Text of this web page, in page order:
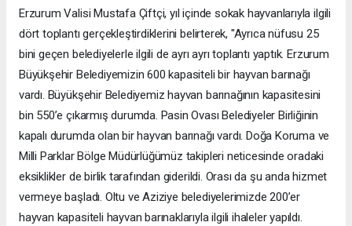
Erzurum Valisi Mustafa Çiftçi, yıl içinde sokak hayvanlarıyla ilgili
dört toplantı gerçekleştirdiklerini belirterek, "Ayrıca nüfusu 25
bini geçen belediyelerle ilgili de ayrı ayrı toplantı yaptık. Erzurum
Büyükşehir Belediyemizin 600 kapasiteli bir hayvan barınağı
vardı. Büyükşehir Belediyemiz hayvan barınağının kapasitesini
bin 550’e çıkarmış durumda. Pasin Ovası Belediyeler Birliğinin
kapalı durumda olan bir hayvan barınağı vardı. Doğa Koruma ve
Milli Parklar Bölge Müdürlüğümüz takipleri neticesinde oradaki
eksiklikler de birlik tarafından giderildi. Orası da şu anda hizmet
vermeye başladı. Oltu ve Aziziye belediyelerimizde 200’er
hayvan kapasiteli hayvan barınaklarıyla ilgili ihaleler yapıldı.